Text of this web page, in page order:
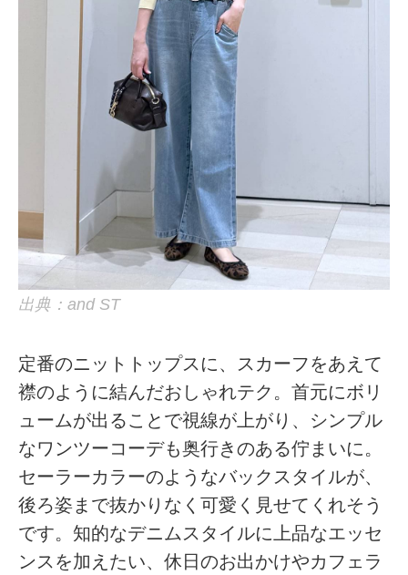
出典：and ST
定番のニットトップスに、スカーフをあえて
襟のように結んだおしゃれテク。首元にボリ
ュームが出ることで視線が上がり、シンプル
なワンツーコーデも奥行きのある佇まいに。
セーラーカラーのようなバックスタイルが、
後ろ姿まで抜かりなく可愛く見せてくれそう
です。知的なデニムスタイルに上品なエッセ
ンスを加えたい、休日のお出かけやカフェラ